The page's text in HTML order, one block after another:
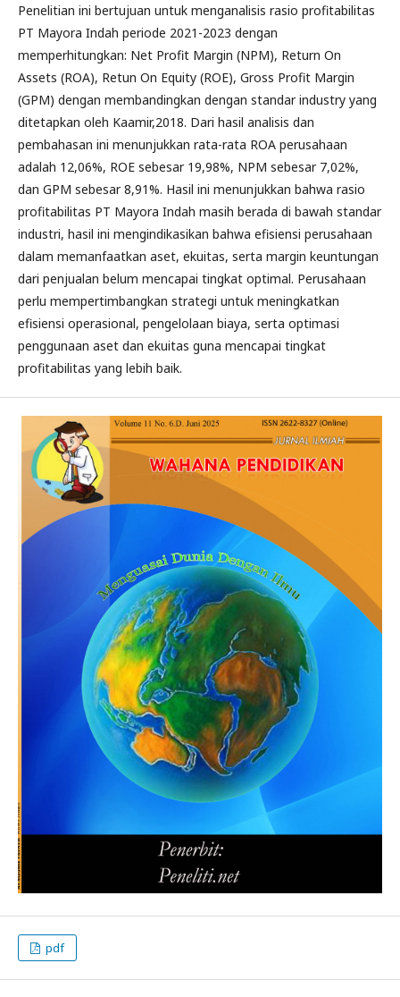
Penelitian ini bertujuan untuk menganalisis rasio profitabilitas
PT Mayora Indah periode 2021-2023 dengan
memperhitungkan: Net Profit Margin (NPM), Return On
Assets (ROA), Retun On Equity (ROE), Gross Profit Margin
(GPM) dengan membandingkan dengan standar industry yang
ditetapkan oleh Kaamir,2018. Dari hasil analisis dan
pembahasan ini menunjukkan rata-rata ROA perusahaan
adalah 12,06%, ROE sebesar 19,98%, NPM sebesar 7,02%,
dan GPM sebesar 8,91%. Hasil ini menunjukkan bahwa rasio
profitabilitas PT Mayora Indah masih berada di bawah standar
industri, hasil ini mengindikasikan bahwa efisiensi perusahaan
dalam memanfaatkan aset, ekuitas, serta margin keuntungan
dari penjualan belum mencapai tingkat optimal. Perusahaan
perlu mempertimbangkan strategi untuk meningkatkan
efisiensi operasional, pengelolaan biaya, serta optimasi
penggunaan aset dan ekuitas guna mencapai tingkat
profitabilitas yang lebih baik.
pdf